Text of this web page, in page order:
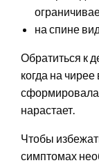
на спине
Обратиться к
когда на
нарастает.
Чтобы
симптомах